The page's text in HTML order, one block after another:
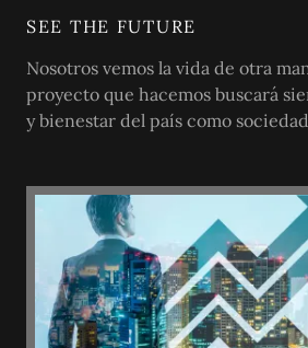
SEE THE FUTURE
Nosotros vemos la vida de otra
proyecto que hacemos buscará
y bienestar del país como